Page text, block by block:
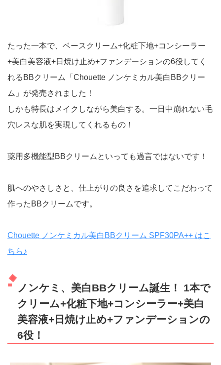
たった一本で、ベースクリーム+化粧下地+コンシーラー
+美白美容液+日焼け止め+ファンデーションの6役してく
れるBBクリーム「Chouette ノンケミカル美白BBクリー
ム」が発売されました！
しかも特長はメイクしながら美白する。一日中崩れない毛
穴レスな肌を実現してくれるもの！
薬用多機能型BBクリームといっても過言ではないです！
肌へのやさしさと、仕上がりの良さを追求してこだわって
作ったBBクリームです。
Chouette ノンケミカル美白BBクリーム SPF30PA++ はこ
ちら♪
ノンケミ、美白BBクリーム誕生！ 1本で
クリーム+化粧下地+コンシーラー+美白
美容液+日焼け止め+ファンデーションの
6役！